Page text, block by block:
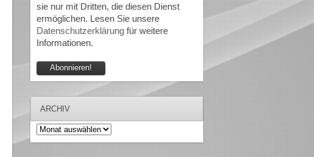
sie nur mit Dritten, die diesen Dienst
ermöglichen. Lesen Sie unsere
Datenschutzerklärungfür weitere
Informationen.
ARCHIV
Archiv